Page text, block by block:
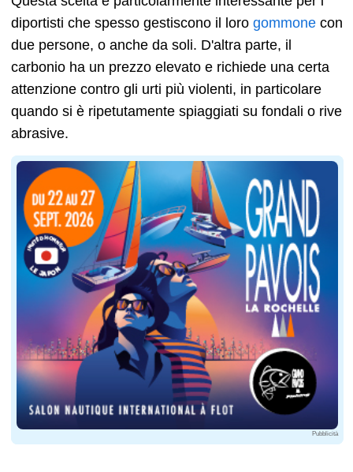
diportisti che spesso gestiscono il loro gommone con
due persone, o anche da soli. D'altra parte, il
carbonio ha un prezzo elevato e richiede una certa
attenzione contro gli urti più violenti, in particolare
quando si è ripetutamente spiaggiati su fondali o rive
abrasive.
Pubblicità